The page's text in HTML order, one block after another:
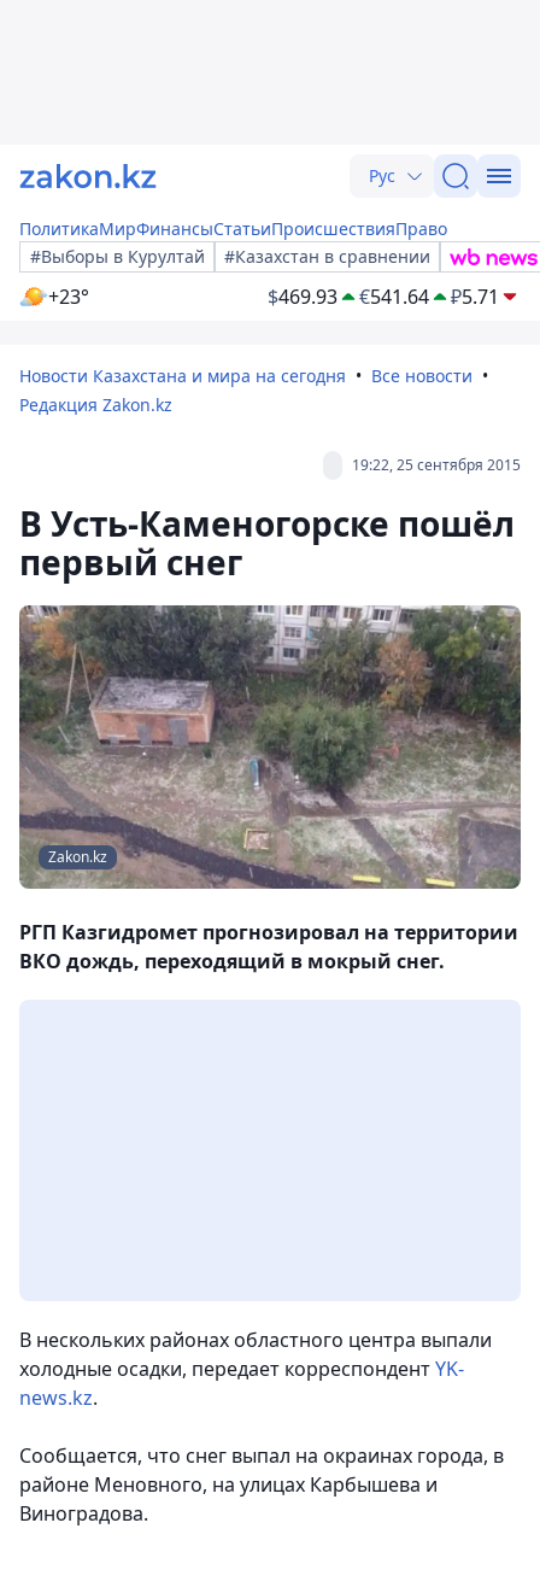
Рус
ПолитикаМирФинансыСтатьиПроисшествияПраво
#Выборы в Курултай
#Казахстан в сравнении
+23° $469.93 €541.64 ₽5.71
Новости Казахстана и мира на сегодня
Все новости
Редакция Zakon.kz
19:22, 25 сентября 2015
В Усть-Каменогорске пошёл
первый снег
Zakon.kz
РГП Казгидромет прогнозировал на территории
ВКО дождь, переходящий в мокрый снег.
В нескольких районах областного центра выпали
холодные осадки, передает корреспондентYK-
news.kz.
Сообщается, что снег выпал на окраинах города, в
районе Меновного, на улицах Карбышева и
Виноградова.